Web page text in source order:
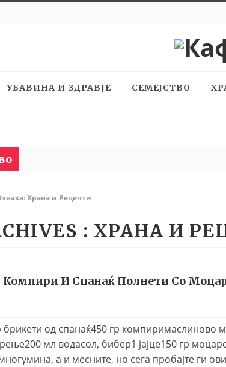
УБАВИНА И ЗДРАВЈЕ СЕМЕЈСТВО
Храна и Рецепти
: ХРАНА И
И Спанаќ Полнети Со
брикети од спанаќ450 гр компиримаслиново
мл водасол, бибер1 јајце150 гр
а и месните, но сега пробајте ги